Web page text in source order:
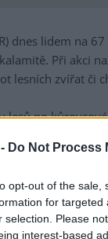
Do Not Process
opt-out of the
for
selection. Please
interest-based
dnes lidem na
Při akci
lesních zvířat či
lesů po
přímo od
do míst,
či Nasavrkách
horách se